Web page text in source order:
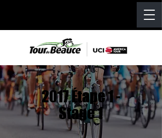
2017 Étape 1 -
Stage 1